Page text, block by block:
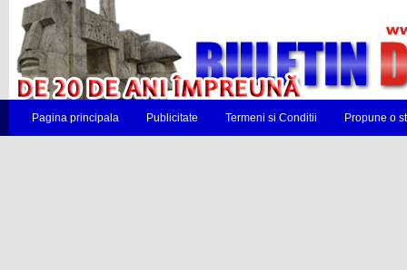
Pagina principala Publicitate Termeni si Conditii Propune o